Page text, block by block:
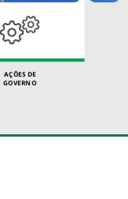
AÇÕES DE
GOVERNO